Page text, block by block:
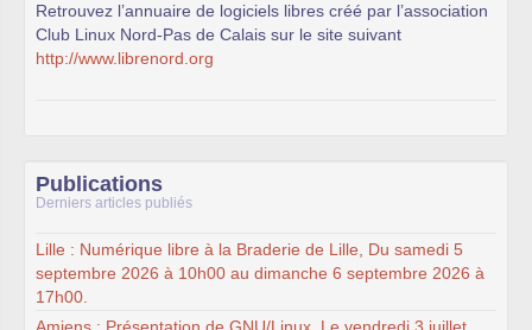
Retrouvez l’annuaire de logiciels libres créé par l’association
Club Linux Nord-Pas de Calais sur le site suivant
http://www.librenord.org
Publications
Derniers articles publiés
Lille : Numérique libre à la Braderie de Lille, Du samedi 5
septembre 2026 à 10h00 au dimanche 6 septembre 2026 à
17h00.
Amiens : Présentation de GNU/Linux, Le vendredi 3 juillet